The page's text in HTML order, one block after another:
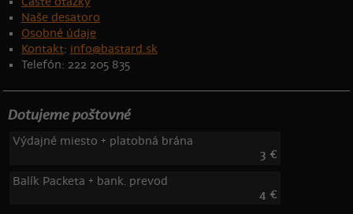
Naše desatoro
Osobné údaje
Kontakt: info@bastard.sk
Telefón: 222 205 835
Dotujeme poštovné
Výdajné miesto + platobná brána
3 €
Balík Packeta + bank. prevod
4 €